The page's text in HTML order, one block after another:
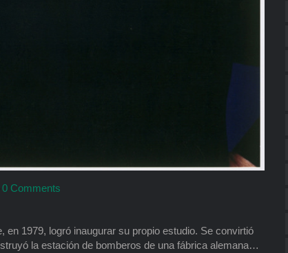
0 Comments
1979, logró inaugurar su propio estudio. Se convirtió
la estación de bomberos de una fábrica alemana…